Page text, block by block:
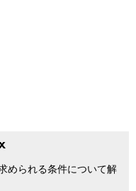
められる条件について解